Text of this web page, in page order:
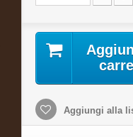
Aggiungi alla